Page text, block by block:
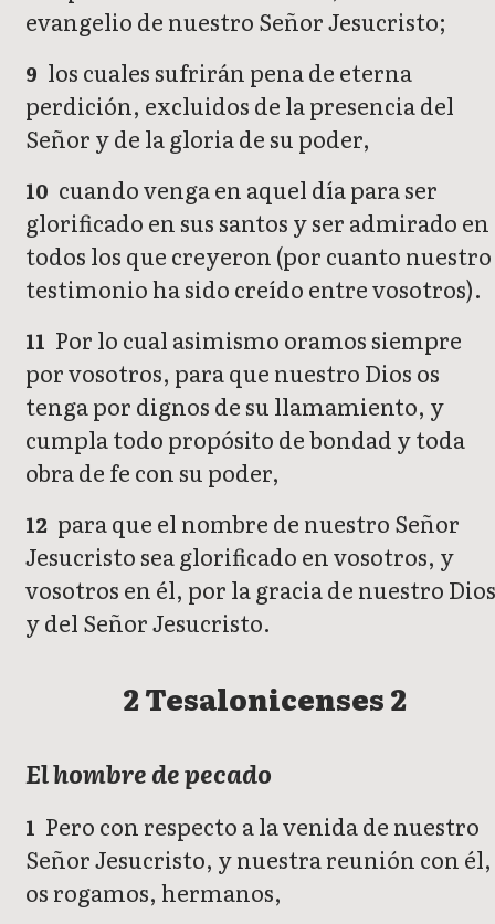
evangelio de nuestro Señor Jesucristo;
9 los cuales sufrirán pena de eterna
perdición, excluidos de la presencia del
Señor y de la gloria de su poder,
10 cuando venga en aquel día para ser
glorificado en sus santos y ser admirado en
todos los que creyeron (por cuanto nuestro
testimonio ha sido creído entre vosotros).
11 Por lo cual asimismo oramos siempre
por vosotros, para que nuestro Dios os
tenga por dignos de su llamamiento, y
cumpla todo propósito de bondad y toda
obra de fe con su poder,
12 para que el nombre de nuestro Señor
Jesucristo sea glorificado en vosotros, y
vosotros en él, por la gracia de nuestro Dios
y del Señor Jesucristo.
2 Tesalonicenses 2
El hombre de pecado
1 Pero con respecto a la venida de nuestro
Señor Jesucristo, y nuestra reunión con él,
os rogamos, hermanos,